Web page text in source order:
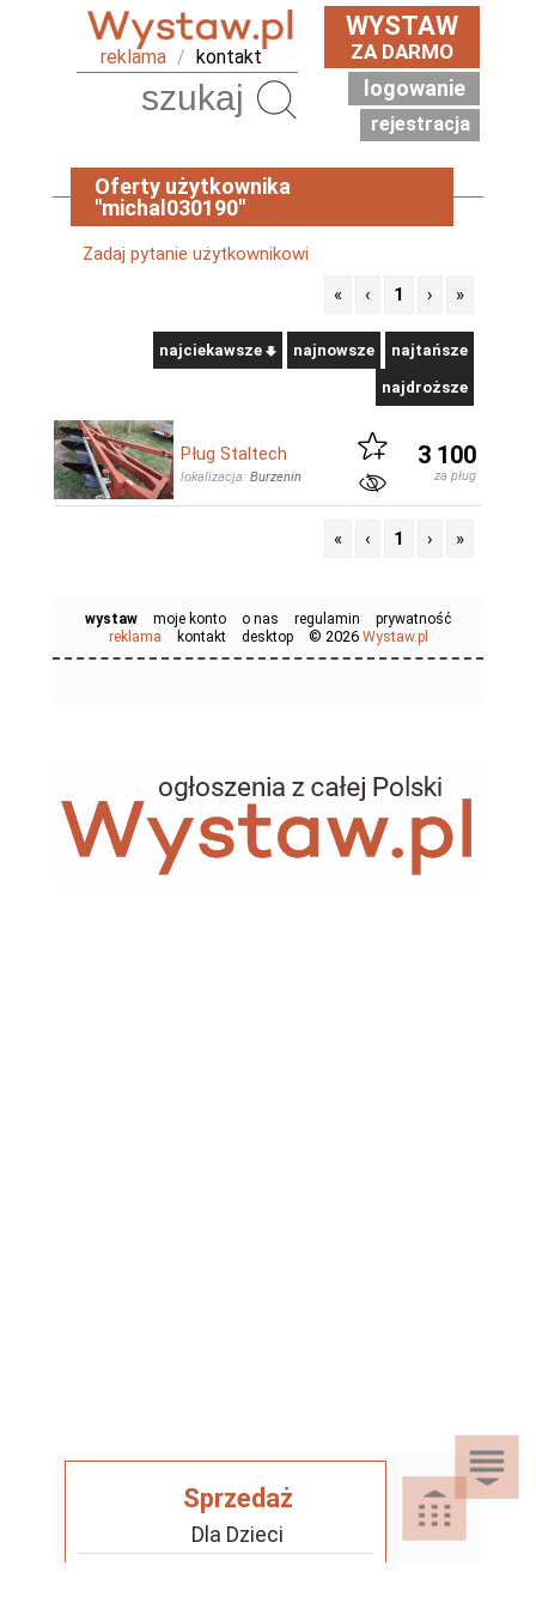
reklama / kontakt
WYSTAW
ZA DARMO
logowanie
rejestracja
Oferty użytkownika
"michal030190"
Zadaj pytanie użytkownikowi
«
‹ 1 › »
najciekawsze najnowsze najtańsze
najdroższe
Pług Staltech
lokalizacja: Burzenin
3 100
za pług
« ‹ 1 › »
wystaw moje konto o nas regulamin
prywatność
reklama
kontakt desktop © 2026 Wystaw.pl
Sprzedaż
Dla Dzieci